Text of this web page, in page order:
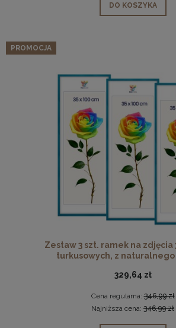
DO KOSZYKA
Zestaw 3 szt. ramek na zdjęcia
turkusowych, z
329,64 zł
Cena regularna:346,99 zł
Najniższa cena: 346,99 zł
PROMOCJA